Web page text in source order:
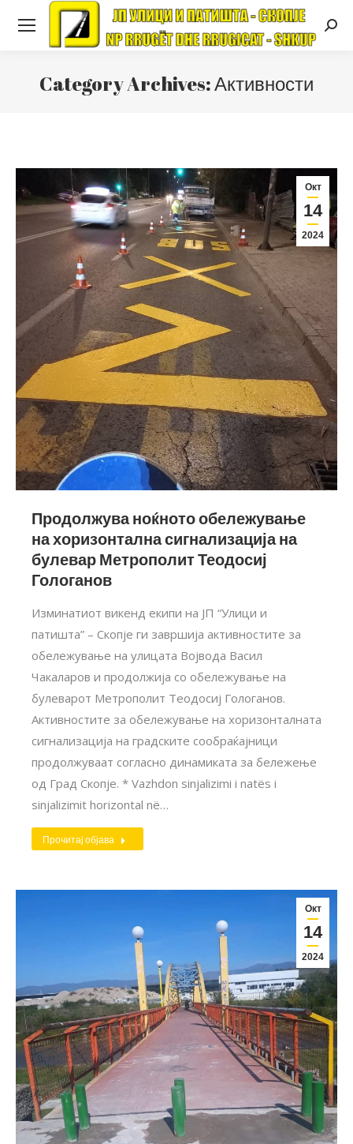
Category Archives:Активности
Окт
14
2024
Продолжува ноќното обележување
на хоризонтална сигнализација на
булевар Метрополит Теодосиј
Гологанов
Изминатиот викенд екипи на ЈП “Улици и
патишта” – Скопје ги завршија активностите за
обележување на улицата Војвода Васил
Чакаларов и продолжија со обележување на
булеварот Метрополит Теодосиј Гологанов.
Активностите за обележување на хоризонталната
сигнализација на градските сообраќајници
продолжуваат согласно динамиката за бележење
од Град Скопје. * Vazhdon sinjalizimi i natës i
sinjalizimit horizontal në…
Прочитај објава
Окт
14
2024